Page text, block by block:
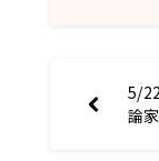
5/
論